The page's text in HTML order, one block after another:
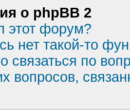
о phpBB 2
этот форум?
нет такой-то
по
вопросов,